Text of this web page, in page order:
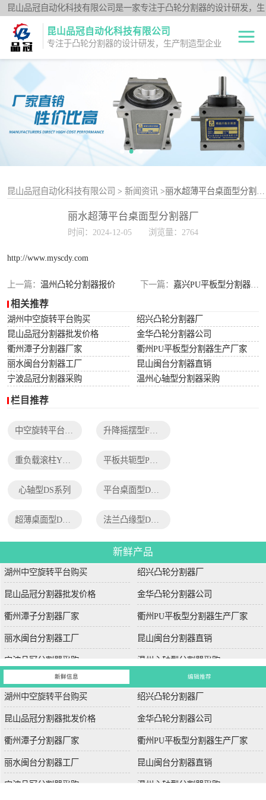
昆山品冠自动化科技有限公司是一家专注于凸轮分割器的设计研发，生
产制造型企业；闽台分割器厂家为客户提供各种高品质的数控转台第四
轴、品冠分割器：法兰型DF系列、法兰中空型DFH系列、平台桌面型
圆柱重负载型Y系列；公司凭借技术优势，可按照客户要求，提供非标
定制服务。
昆山品冠自动化科技有限公司
专注于凸轮分割器的设计研发，生产制造型企业
昆山品冠自动化科技有限公司 > 新闻资讯 >丽水超薄平台桌面型分割器厂
丽水超薄平台桌面型分割器厂
时间：2024-12-05 浏览量：2764
http://www.myscdy.com
上一篇： 温州凸轮分割器报价 下一篇： 嘉兴PU平板型分割器销售
相关推荐
湖州中空旋转平台购买
绍兴凸轮分割器厂
昆山品冠分割器批发价格
金华凸轮分割器公司
衢州潭子分割器厂家
衢州PU平板型分割器生产厂家
丽水闽台分割器工厂
昆山闽台分割器直销
宁波品冠分割器采购
温州心轴型分割器采购
栏目推荐
升降摇摆型FH系列
心轴型DS系列 平台桌面型DT系列
法兰凸缘型DF系列
新鲜产品
湖州中空旋转平台购买 绍兴凸轮分割器厂
昆山品冠分割器批发价格 金华凸轮分割器公司
衢州潭子分割器厂家 衢州PU平板型分割器生产厂家
丽水闽台分割器工厂 昆山闽台分割器直销
宁波品冠分割器采购 温州心轴型分割器采购
新鲜信息 编辑推荐
湖州中空旋转平台购买 绍兴凸轮分割器厂
昆山品冠分割器批发价格 金华凸轮分割器公司
衢州潭子分割器厂家 衢州PU平板型分割器生产厂家
丽水闽台分割器工厂 昆山闽台分割器直销
宁波品冠分割器采购 温州心轴型分割器采购
中空旋转平台TH
系列
升降摇摆型FH系
列
重负载滚柱YT系
平板共轭型PU系
列
心轴型DS系列
平台桌面型DT系
法兰凸缘型DF系
列